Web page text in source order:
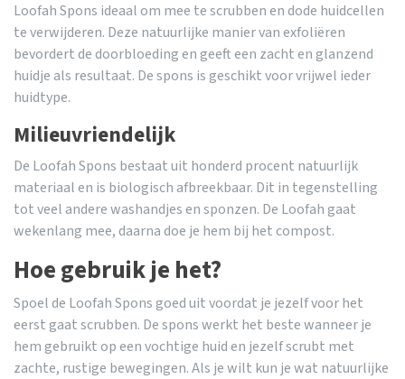
Loofah Spons ideaal om mee te scrubben en dode huidcellen
te verwijderen. Deze natuurlijke manier van exfoliëren
bevordert de doorbloeding en geeft een zacht en glanzend
huidje als resultaat. De spons is geschikt voor vrijwel ieder
huidtype.
Milieuvriendelijk
De Loofah Spons bestaat uit honderd procent natuurlijk
materiaal en is biologisch afbreekbaar. Dit in tegenstelling
tot veel andere washandjes en sponzen. De Loofah gaat
wekenlang mee, daarna doe je hem bij het compost.
Hoe gebruik je het?
Spoel de Loofah Spons goed uit voordat je jezelf voor het
eerst gaat scrubben. De spons werkt het beste wanneer je
hem gebruikt op een vochtige huid en jezelf scrubt met
zachte, rustige bewegingen. Als je wilt kun je wat natuurlijke